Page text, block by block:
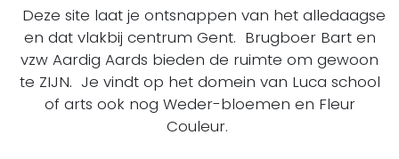
Deze site laat je ontsnappen van het alledaagse
en dat vlakbij centrum Gent. Brugboer Bart en
vzw Aardig Aards bieden de ruimte om gewoon
te ZIJN. Je vindt op het domein van Luca school
of arts ook nog Weder-bloemen en Fleur
Couleur.